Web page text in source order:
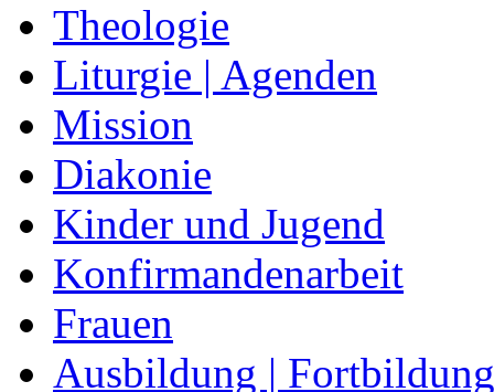
Theologie
Liturgie | Agenden
Mission
Diakonie
Kinder und Jugend
Konfirmandenarbeit
Frauen
Ausbildung | Fortbildung